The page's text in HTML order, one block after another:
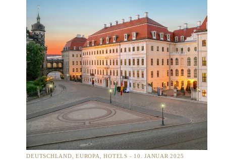
DEUTSCHLAND EUROPA HOTELS 10. JANUAR 2025